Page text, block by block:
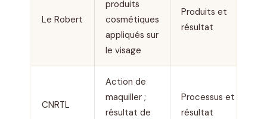
Le Robert
produits
cosmétiques
appliqués sur
le visage
Produits et
résultat
CNRTL
Action de
maquiller ;
résultat de
Processus et
résultat